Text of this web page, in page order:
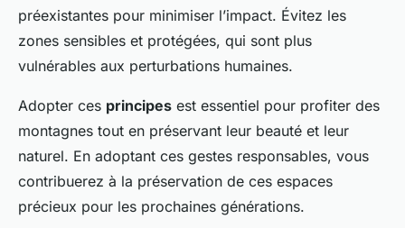
préexistantes pour minimiser l’impact. Évitez les
zones sensibles et protégées, qui sont plus
vulnérables aux perturbations humaines.
Adopter ces principes est essentiel pour profiter des
montagnes tout en préservant leur beauté et leur
naturel. En adoptant ces gestes responsables, vous
contribuerez à la préservation de ces espaces
précieux pour les prochaines générations.